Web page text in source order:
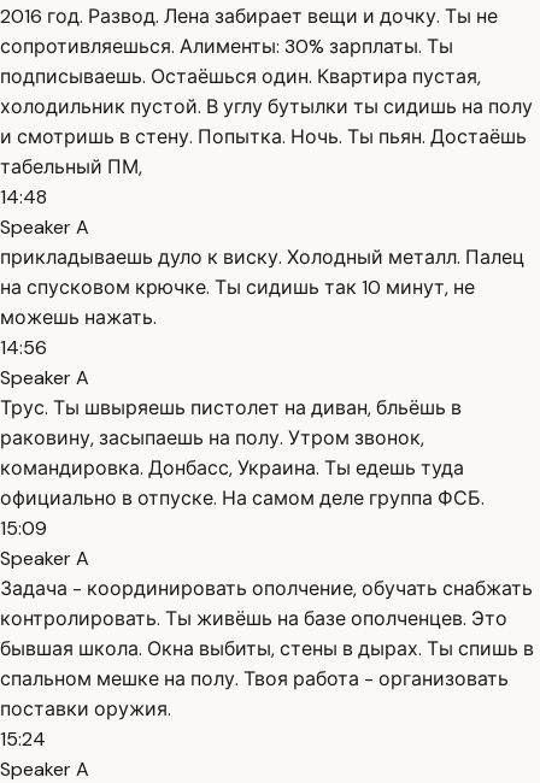
2016 год. Развод. Лена забирает вещи и дочку. Ты не
сопротивляешься. Алименты: 30% зарплаты. Ты
подписываешь. Остаёшься один. Квартира пустая,
холодильник пустой. В углу бутылки ты сидишь на полу
и смотришь в стену. Попытка. Ночь. Ты пьян. Достаёшь
табельный ПМ,
14:48
Speaker A
прикладываешь дуло к виску. Холодный металл. Палец
на спусковом крючке. Ты сидишь так 10 минут, не
можешь нажать.
14:56
Speaker A
Трус. Ты швыряешь пистолет на диван, бльёшь в
раковину, засыпаешь на полу. Утром звонок,
командировка. Донбасс, Украина. Ты едешь туда
официально в отпуске. На самом деле группа ФСБ.
15:09
Speaker A
Задача - координировать ополчение, обучать снабжать
контролировать. Ты живёшь на базе ополченцев. Это
бывшая школа. Окна выбиты, стены в дырах. Ты спишь в
спальном мешке на полу. Твоя работа - организовать
поставки оружия.
15:24
Speaker A